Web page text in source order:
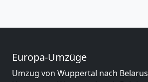
Europa-Umzüge
Umzug von Wuppertal nach Belarus